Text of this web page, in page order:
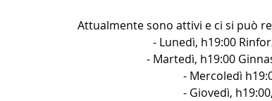
Attualmente sono attivi e ci si può
- Lunedì, h19:00
- Martedì, h19:00
- Mercoledì
- Giovedì,